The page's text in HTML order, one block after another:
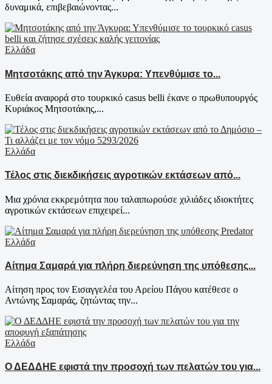
δυναμικά, επιβεβαιώνοντας...
Ελλάδα
Μητσοτάκης από την Άγκυρα: Υπενθύμισε το...
Ευθεία αναφορά στο τουρκικό casus belli έκανε ο πρωθυπουργός
Κυριάκος Μητσοτάκης,...
Ελλάδα
Τέλος στις διεκδικήσεις αγροτικών εκτάσεων από...
Μια χρόνια εκκρεμότητα που ταλαιπωρούσε χιλιάδες ιδιοκτήτες
αγροτικών εκτάσεων επιχειρεί...
Ελλάδα
Αίτημα Σαμαρά για πλήρη διερεύνηση της υπόθεσης...
Αίτηση προς τον Εισαγγελέα του Αρείου Πάγου κατέθεσε ο
Αντώνης Σαμαράς, ζητώντας την...
Ελλάδα
Ο ΔΕΔΔΗΕ εφιστά την προσοχή των πελατών του για...